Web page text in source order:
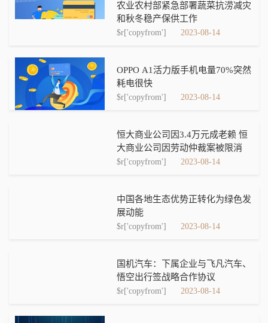
农业农村部紧急部署蔬菜抗涝减灾
和秋冬稳产保供工作
$r['copyfrom'] 2023-08-14
OPPO A1活力版手机电量70%突然
耗电很快
$r['copyfrom'] 2023-08-14
恒大商业公司因3.4万元成老赖 恒
大商业公司因劳动仲裁案被限消
$r['copyfrom'] 2023-08-14
中国各地生态优势正转化为绿色发
展动能
$r['copyfrom'] 2023-08-14
国机汽车：下属企业与飞凡汽车、
悟空出行签战略合作协议
$r['copyfrom'] 2023-08-14